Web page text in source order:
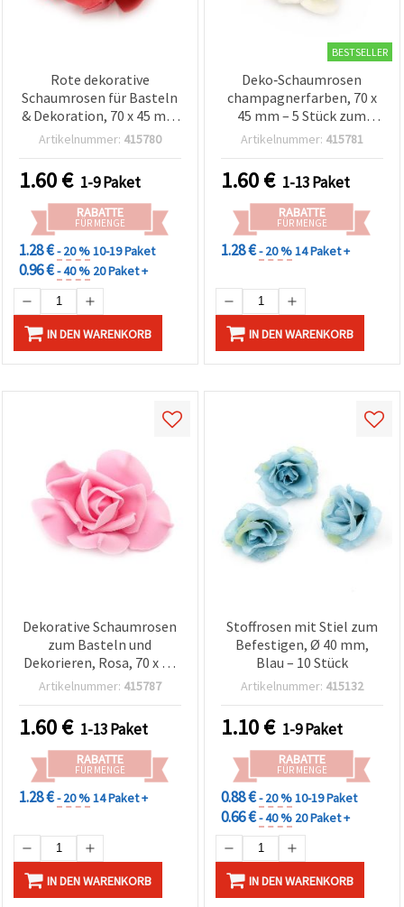
Rote dekorative
Schaumrosen für Basteln
& Dekoration, 70 x 45 mm
- 5 Stück
Artikelnummer: 415780
1.60€ 1-9 Paket
RABATTE
FÜR MENGE
1.28 €- 20 %10-19 Paket
0.96 €- 40 % 20 Paket +
IN DEN WARENKORB
BESTSELLER
Deko‑Schaumrosen
champagnerfarben, 70 x
45 mm – 5 Stück zum
Basteln & Dekorieren
Artikelnummer: 415781
1.60€ 1-13 Paket
RABATTE
FÜR MENGE
1.28 €- 20 %14 Paket +
IN DEN WARENKORB
Dekorative Schaumrosen
zum Basteln und
Dekorieren, Rosa, 70 x 45
mm, 5 Stück
Artikelnummer: 415787
1.60€ 1-13 Paket
RABATTE
FÜR MENGE
1.28 €- 20 %14 Paket +
IN DEN WARENKORB
Stoffrosen mit Stiel zum
Befestigen, Ø 40 mm,
Blau – 10 Stück
Artikelnummer: 415132
1.10€ 1-9 Paket
RABATTE
FÜR MENGE
0.88 €- 20 %10-19 Paket
0.66 €- 40 % 20 Paket +
IN DEN WARENKORB